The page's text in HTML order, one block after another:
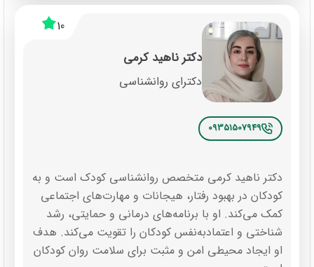
درمان اختلال وسواس فکری و عملی ( وسواس کندن
مو ، وسواس بد ریختی بدن )
درمان اختلالات شخصیت ( اختلال شخصیت مرزی ،
اختلال پارانوئید )
درمان اختلال بیش فعالی و عدم تمرکز در کودکان
درمان اختلال پرخاشگری در کودکان
درمان اختلال تیک و لکنت زبان در کودکان (
روانشناس کودک و بازی درمانی )
درمان شب ادراری در کودکان
10
دکتر ناهید کرمی
دکترای روانشناسی
09351507949
دکتر ناهید کرمی متخصص روانشناسی کودک است و به
کودکان در بهبود رفتار، هیجانات و مهارت‌های اجتماعی
کمک می‌کند. او با برنامه‌های درمانی و حمایتی، رشد
شناختی و اعتمادبه‌نفس کودکان را تقویت می‌کند. هدف
او ایجاد محیطی امن و مثبت برای سلامت روان کودکان